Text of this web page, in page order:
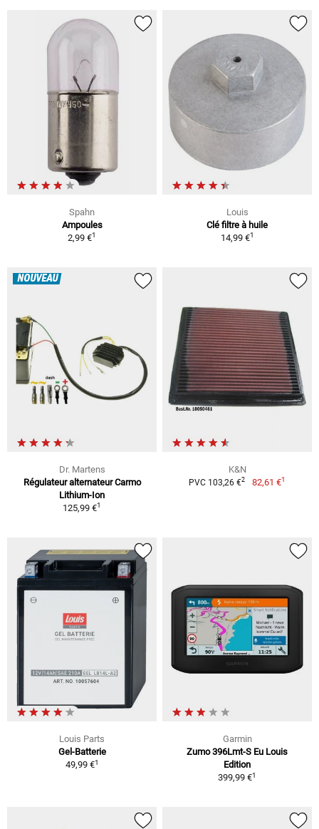
Spahn
Ampoules
2,99 €1
Louis
Clé filtre à huile
14,99 €1
NOUVEAU
Dr. Martens
Régulateur alternateur Carmo
Lithium-Ion
125,99 €1
K&N
PVC 103,26 €2 82,61 €1
Louis Parts
Gel-Batterie
49,99 €1
Garmin
Zumo 396Lmt-S Eu Louis
Edition
399,99 €1